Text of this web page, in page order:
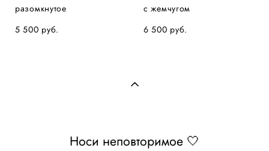
разомкнутое
5 500 pуб.
с жемчугом
6 500 pуб.
Носи неповторимое 🤍